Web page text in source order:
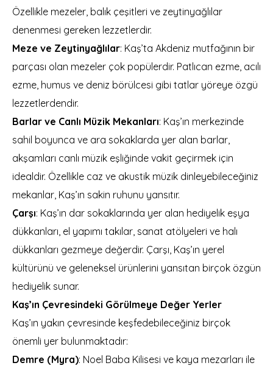
Özellikle mezeler, balık çeşitleri ve zeytinyağlılar
denenmesi gereken lezzetlerdir.
Meze ve Zeytinyağlılar: Kaş’ta Akdeniz mutfağının bir
parçası olan mezeler çok popülerdir. Patlıcan ezme, acılı
ezme, humus ve deniz börülcesi gibi tatlar yöreye özgü
lezzetlerdendir.
Barlar ve Canlı Müzik Mekanları: Kaş’ın merkezinde
sahil boyunca ve ara sokaklarda yer alan barlar,
akşamları canlı müzik eşliğinde vakit geçirmek için
idealdir. Özellikle caz ve akustik müzik dinleyebileceğiniz
mekanlar, Kaş’ın sakin ruhunu yansıtır.
Çarşı: Kaş’ın dar sokaklarında yer alan hediyelik eşya
dükkanları, el yapımı takılar, sanat atölyeleri ve halı
dükkanları gezmeye değerdir. Çarşı, Kaş’ın yerel
kültürünü ve geleneksel ürünlerini yansıtan birçok özgün
hediyelik sunar.
Kaş’ın Çevresindeki Görülmeye Değer Yerler
Kaş’ın yakın çevresinde keşfedebileceğiniz birçok
önemli yer bulunmaktadır:
Demre (Myra): Noel Baba Kilisesi ve kaya mezarları ile